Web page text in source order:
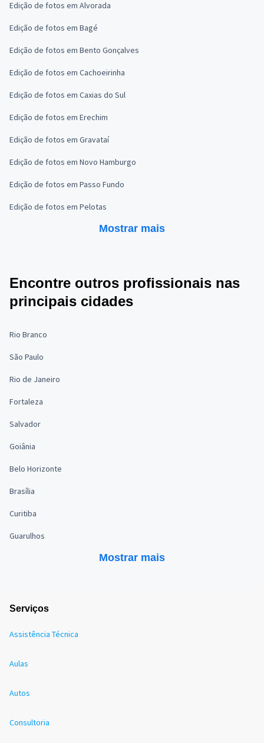
Edição de fotos em Alvorada
Edição de fotos em Bagé
Edição de fotos em Bento Gonçalves
Edição de fotos em Cachoeirinha
Edição de fotos em Caxias do Sul
Edição de fotos em Erechim
Edição de fotos em Gravataí
Edição de fotos em Novo Hamburgo
Edição de fotos em Passo Fundo
Edição de fotos em Pelotas
Mostrar mais
Encontre outros profissionais nas
principais cidades
Rio Branco
São Paulo
Rio de Janeiro
Fortaleza
Salvador
Goiânia
Belo Horizonte
Brasília
Curitiba
Guarulhos
Mostrar mais
Serviços
Assistência Técnica
Aulas
Autos
Consultoria